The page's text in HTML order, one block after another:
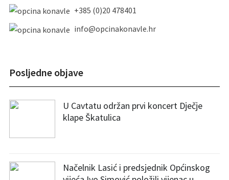
+385 (0)20 478401
info@opcinakonavle.hr
Posljedne objave
U Cavtatu održan prvi koncert Dječje
klape Škatulica
Načelnik Lasić i predsjednik Općinskog